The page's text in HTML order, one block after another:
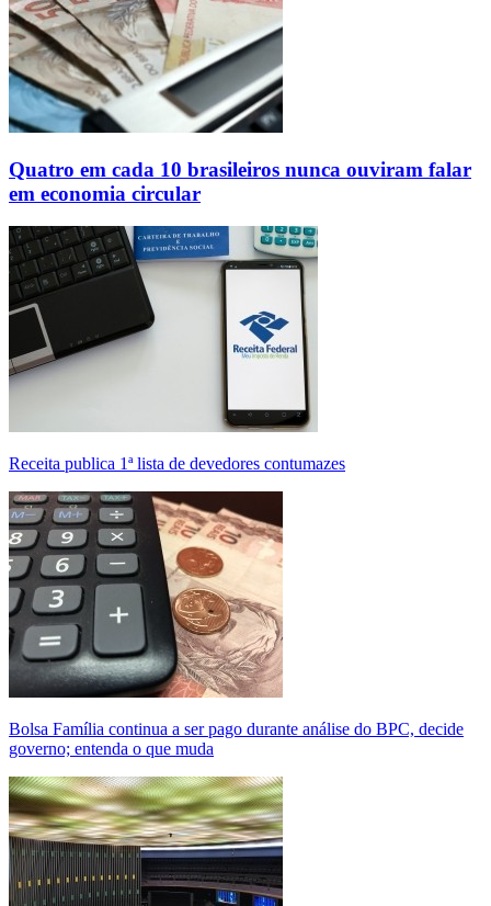
Quatro em cada 10 brasileiros nunca ouviram falar
em economia circular
Receita publica 1ª lista de devedores contumazes
Bolsa Família continua a ser pago durante análise do BPC, decide
governo; entenda o que muda